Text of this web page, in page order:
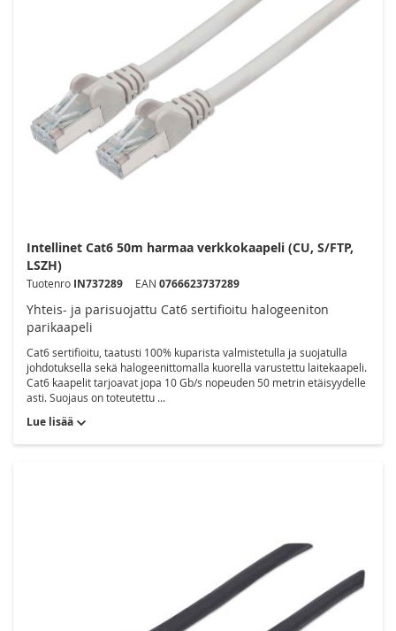
Intellinet Cat6 50m harmaa verkkokaapeli (CU, S/FTP,
LSZH)
Tuotenro IN737289 EAN 0766623737289
Yhteis- ja parisuojattu Cat6 sertifioitu halogeeniton
parikaapeli
Cat6 sertifioitu, taatusti 100% kuparista valmistetulla ja suojatulla
johdotuksella sekä halogeenittomalla kuorella varustettu laitekaapeli.
Cat6 kaapelit tarjoavat jopa 10 Gb/s nopeuden 50 metrin etäisyydelle
asti. Suojaus on toteutettu ...
Lue lisää